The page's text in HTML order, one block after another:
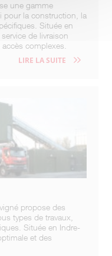
une gamme
pour la construction, la
Située en
de livraison
complexes.
LIRE LA SUITE
propose des
types de travaux,
Située en Indre-
et des